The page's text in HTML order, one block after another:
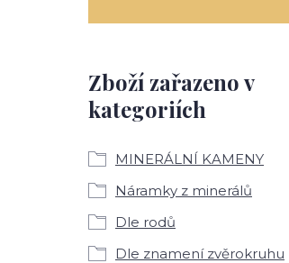
Zboží zařazeno v
kategoriích
MINERÁLNÍ KAMENY
Náramky z minerálů
Dle rodů
Dle znamení zvěrokruhu